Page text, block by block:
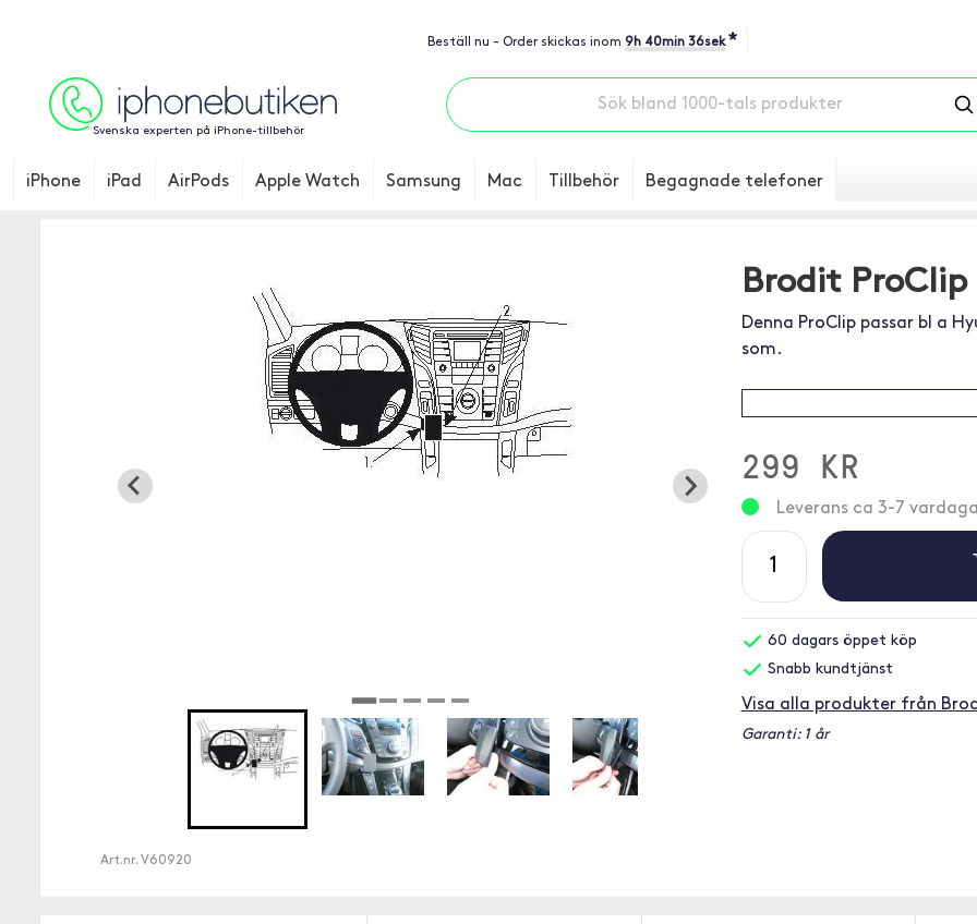
Beställ nu - Order skickas inom 9h 40min 35sek *
Svenska experten på iPhone-tillbehör
iPhone iPad AirPods Apple Watch Samsung Mac Tillbehör Begagnade telefoner
Art.nr. V60920
Brodit ProClip
Denna ProClip passar bl a
som.
299 KR
Leverans ca 3-7
60 dagars öppet köp
Snabb kundtjänst
Visa alla produkter från
Garanti: 1 år